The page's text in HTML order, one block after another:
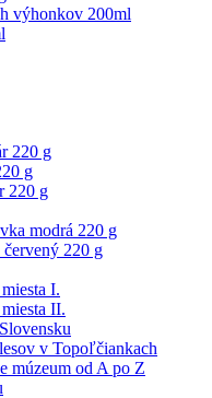
výhonkov 200ml
220 g
g
220 g
modrá 220 g
220 g
I.
II.
v Topoľčiankach
múzeum od A po Z